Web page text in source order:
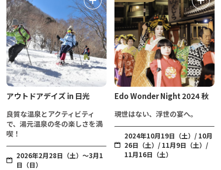
アウトドアデイズ in 日光
良質な温泉とアクティビティ
で、湯元温泉の冬の楽しさを満
喫！
2026年2月28日（土）～3月1
日（日）
Edo Wonder Night 2024 秋
現世はない、浮世の宴へ。
2024年10月19日（土）/ 10月
26日（土）/ 11月9日（土）/
11月16日（土）